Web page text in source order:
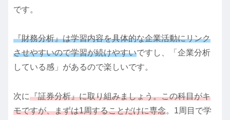
です。
『財務分析』は学習内容を具体的な企業活動にリンク
させやすいので学習が続けやすいですし、「企業分析
している感」があるので楽しいです。
次に『証券分析』に取り組みましょう。この科目がキ
モですが、まずは1周することだけに専念。1周目で学